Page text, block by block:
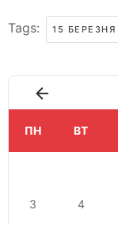
Tags: 15 БЕРЕЗНЯ
ПН ВТ
3 4